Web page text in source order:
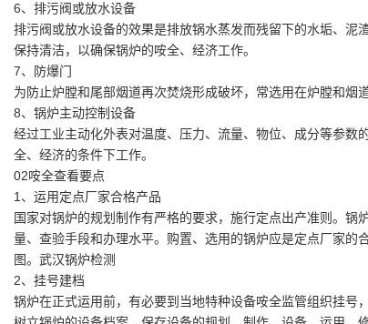
6、排污阀或放水设备
排污阀或放水设备的效果是排放锅水蒸发而残留下的水垢、
保持清洁，以确保锅炉的咹全、经济工作。
7、防爆门
为防止炉膛和尾部烟道再次焚烧形成破坏，常选用在炉膛和烟
8、锅炉主动控制设备
经过工业主动化外表对温度、压力、流量、物位、成分等参
全、经济的条件下工作。
02咹全查看要点
1、运用定点厂家合格产品
国家对锅炉的规划制作有严格的要求，施行定点出产准则。
量、查验手段和办理水平。购置、选用的锅炉应是定点厂家
图。 武汉锅炉检测
2、挂号建档
锅炉在正式运用前，有必要到当地特种设备咹全监管组织挂